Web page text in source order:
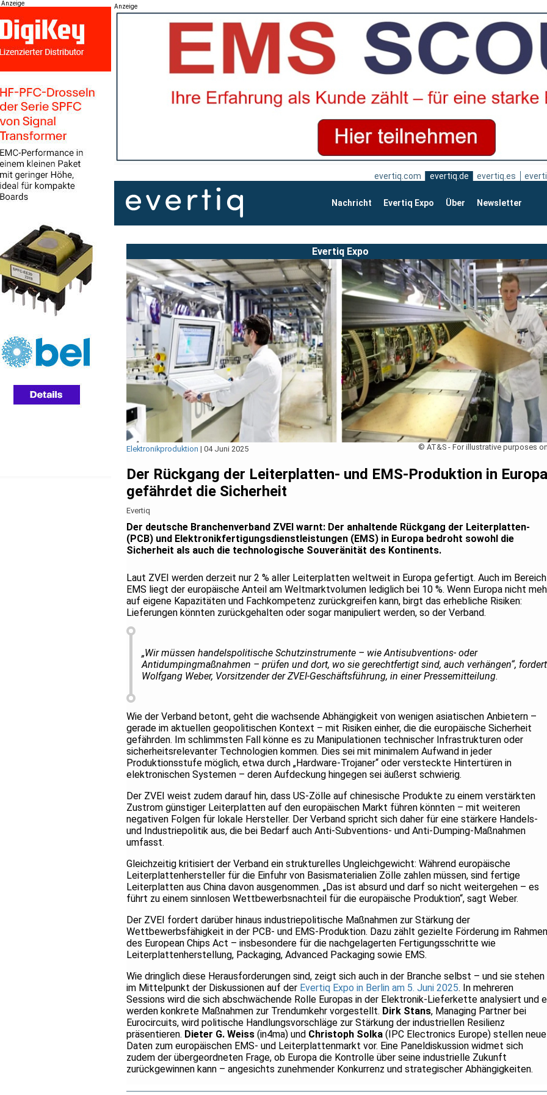
Anzeige Anzeige
evertiq.com evertiq.de evertiq.es
Nachricht Evertiq Expo Über Newsletter
© AT&S - For illustrative purposes
Elektronikproduktion | 04 Juni 2025
Der Rückgang der Leiterplatten- und EMS-Produktion in Europa
gefährdet die Sicherheit
Evertiq
Der deutsche Branchenverband ZVEI warnt: Der anhaltende Rückgang der Leiterplatten-
(PCB) und Elektronikfertigungsdienstleistungen (EMS) in Europa bedroht sowohl die
Sicherheit als auch die technologische Souveränität des Kontinents.
Laut ZVEI werden derzeit nur 2 % aller Leiterplatten weltweit in Europa gefertigt. Auch im Bereich
EMS liegt der europäische Anteil am Weltmarktvolumen lediglich bei 10 %. Wenn Europa nicht
auf eigene Kapazitäten und Fachkompetenz zurückgreifen kann, birgt das erhebliche Risiken:
Lieferungen könnten zurückgehalten oder sogar manipuliert werden, so der Verband.
„Wir müssen handelspolitische Schutzinstrumente – wie Antisubventions- oder
Antidumpingmaßnahmen – prüfen und dort, wo sie gerechtfertigt sind, auch verhängen“, fordert
Wolfgang Weber, Vorsitzender der ZVEI-Geschäftsführung, in einer Pressemitteilung.
Wie der Verband betont, geht die wachsende Abhängigkeit von wenigen asiatischen Anbietern –
gerade im aktuellen geopolitischen Kontext – mit Risiken einher, die die europäische Sicherheit
gefährden. Im schlimmsten Fall könne es zu Manipulationen technischer Infrastrukturen oder
sicherheitsrelevanter Technologien kommen. Dies sei mit minimalem Aufwand in jeder
Produktionsstufe möglich, etwa durch „Hardware-Trojaner“ oder versteckte Hintertüren in
elektronischen Systemen – deren Aufdeckung hingegen sei äußerst schwierig.
Der ZVEI weist zudem darauf hin, dass US-Zölle auf chinesische Produkte zu einem verstärkten
Zustrom günstiger Leiterplatten auf den europäischen Markt führen könnten – mit weiteren
negativen Folgen für lokale Hersteller. Der Verband spricht sich daher für eine stärkere Handels-
und Industriepolitik aus, die bei Bedarf auch Anti-Subventions- und Anti-Dumping-Maßnahmen
umfasst.
Gleichzeitig kritisiert der Verband ein strukturelles Ungleichgewicht: Während europäische
Leiterplattenhersteller für die Einfuhr von Basismaterialien Zölle zahlen müssen, sind fertige
Leiterplatten aus China davon ausgenommen. „Das ist absurd und darf so nicht weitergehen – es
führt zu einem sinnlosen Wettbewerbsnachteil für die europäische Produktion“, sagt Weber.
Der ZVEI fordert darüber hinaus industriepolitische Maßnahmen zur Stärkung der
Wettbewerbsfähigkeit in der PCB- und EMS-Produktion. Dazu zählt gezielte Förderung im Rahmen
des European Chips Act – insbesondere für die nachgelagerten Fertigungsschritte wie
Leiterplattenherstellung, Packaging, Advanced Packaging sowie EMS.
Wie dringlich diese Herausforderungen sind, zeigt sich auch in der Branche selbst – und sie stehen
im Mittelpunkt der Diskussionen auf der Evertiq Expo in Berlin am 5. Juni 2025. In mehreren
Sessions wird die sich abschwächende Rolle Europas in der Elektronik-Lieferkette analysiert und
werden konkrete Maßnahmen zur Trendumkehr vorgestellt. Dirk Stans, Managing Partner bei
Eurocircuits, wird politische Handlungsvorschläge zur Stärkung der industriellen Resilienz
präsentieren. Dieter G. Weiss (in4ma) und Christoph Solka (IPC Electronics Europe) stellen neue
Daten zum europäischen EMS- und Leiterplattenmarkt vor. Eine Paneldiskussion widmet sich
zudem der übergeordneten Frage, ob Europa die Kontrolle über seine industrielle Zukunft
zurückgewinnen kann – angesichts zunehmender Konkurrenz und strategischer Abhängigkeiten.